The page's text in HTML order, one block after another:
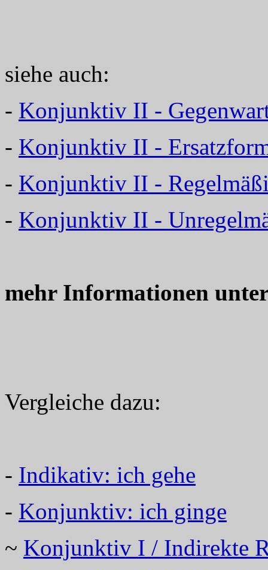
siehe auch:
- Konjunktiv II -
- Konjunktiv II -
- Konjunktiv II -
- Konjunktiv II -
mehr Informationen
Vergleiche dazu:
- Indikativ: ich gehe
- Konjunktiv: ich ginge
~ Konjunktiv I / Indirekte